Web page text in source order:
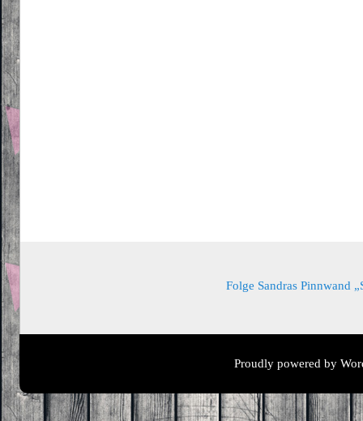
Folge Sandras Pinnwand
Proudly powered by